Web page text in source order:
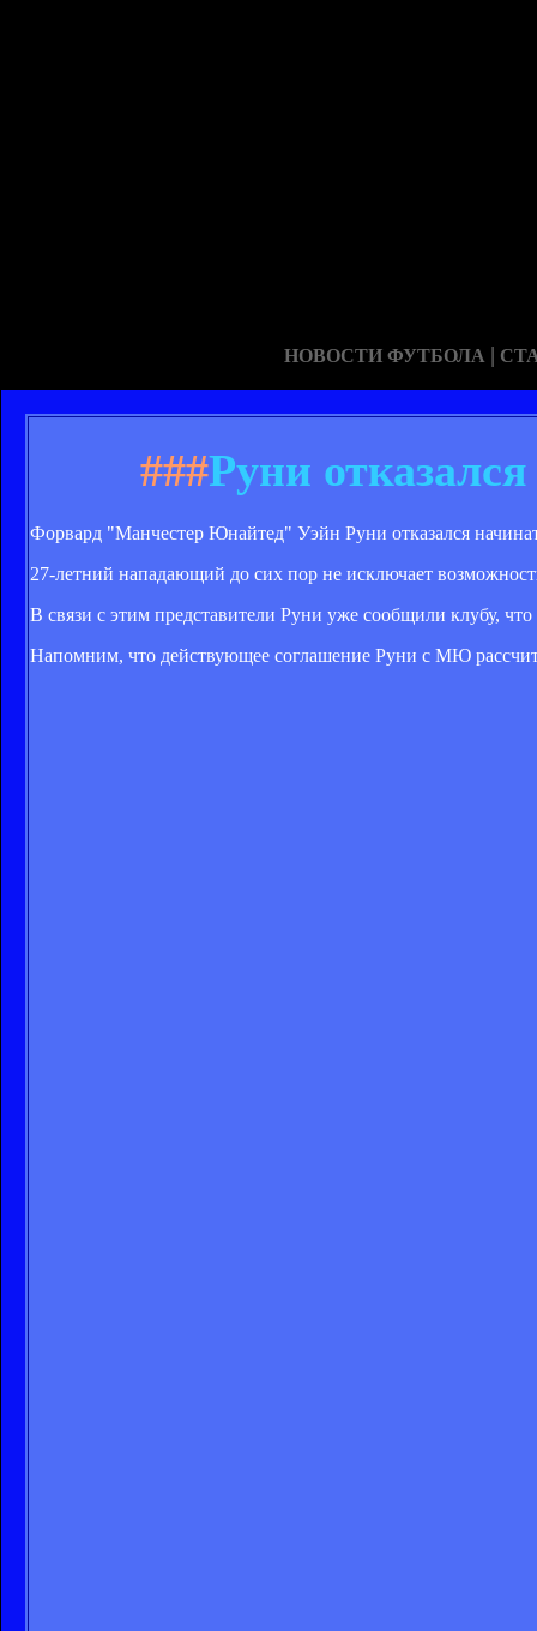
НОВОСТИ ФУТБОЛА |
###Руни
Форвард "Манчестер Юнайтед" Уэйн Руни отказался
27-летний нападающий до сих пор не исключает
В связи с этим представители Руни уже сообщили клубу,
Напомним, что действующее соглашение Руни с МЮ